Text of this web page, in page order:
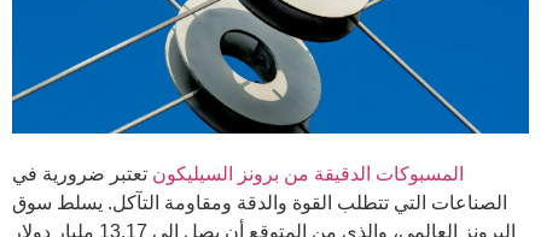
المسبوكات الدقيقة من برونز السيليكون تعتبر ضرورية في
الصناعات التي تتطلب القوة والدقة ومقاومة التآكل. يسلط سوق
البرونز العالمي، والذي من المتوقع أن يصل إلى 13.17 مليار دولار